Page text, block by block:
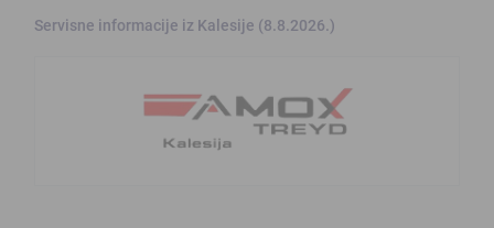
Servisne informacije iz Kalesije (8.8.2026.)